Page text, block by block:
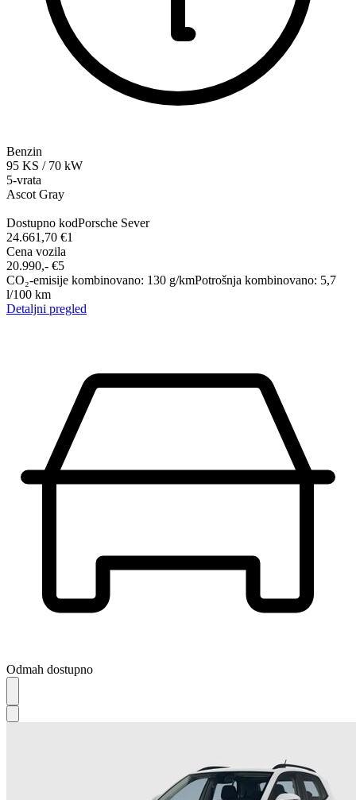
Benzin
95 KS / 70 kW
5-vrata
Ascot Gray
Dostupno kodPorsche Sever
24.661,70 €1
Cena vozila
20.990,-‍ €5
CO₂-emisije kombinovano: 130 g/kmPotrošnja kombinovano: 5,7
l/100 km
Detaljni pregled
Odmah dostupno